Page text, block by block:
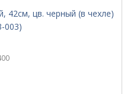
42см, цв. черный (в чехле)
003)